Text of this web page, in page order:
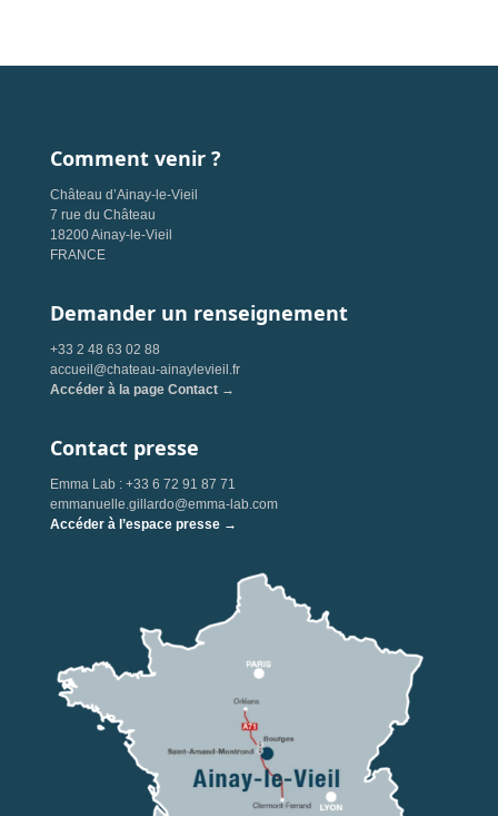
Comment venir ?
Château d’Ainay-le-Vieil
7 rue du Château
18200 Ainay-le-Vieil
FRANCE
Demander un renseignement
+33 2 48 63 02 88
accueil@chateau-ainaylevieil.fr
Accéder à la page Contact →
Contact presse
Emma Lab : +33 6 72 91 87 71
emmanuelle.gillardo@emma-lab.com
Accéder à l’espace presse →